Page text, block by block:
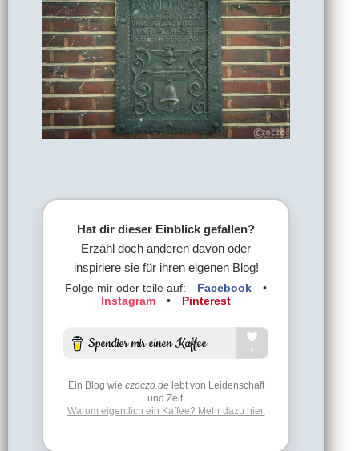
Hat dir dieser Einblick gefallen?
Erzähl doch anderen davon oder
inspiriere sie für ihren eigenen Blog!
Folge mir oder teile auf: Facebook
•
Instagram
• Pinterest
Ein Blog wie czoczo.delebt von Leidenschaft
und Zeit.
Warum eigentlich ein Kaffee? Mehr dazu hier.